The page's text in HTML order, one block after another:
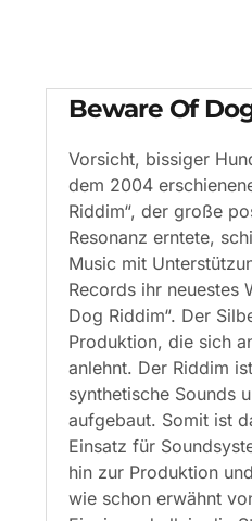
Beware Of
Vorsicht, bissiger
dem 2004
Riddim“, der große
Resonanz erntete,
Music mit
Records ihr neuestes
Dog Riddim“. Der
Produktion, die sich
anlehnt. Der Riddim
synthetische Sounds
aufgebaut. Somit ist
Einsatz für
hin zur Produktion
wie schon erwähnt